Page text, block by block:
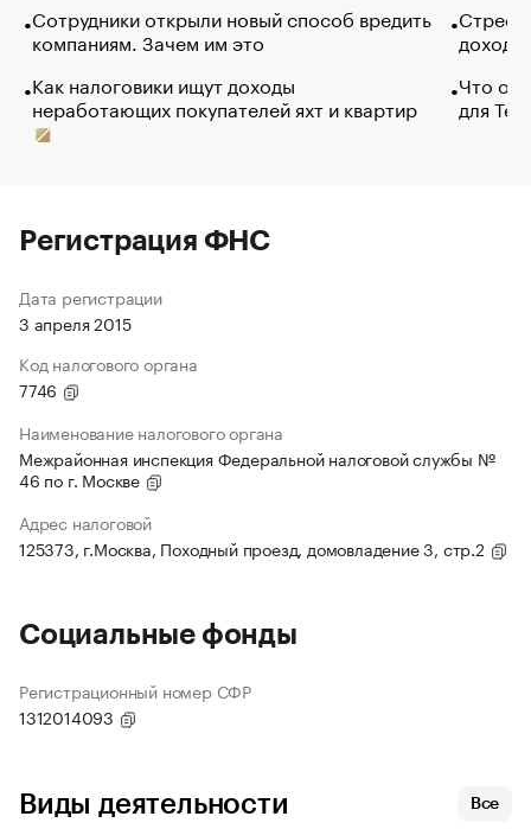
Сотрудники открыли новый способ вредить
компаниям. Зачем им это
Как налоговики ищут доходы
неработающих покупателей яхт и квартир
Что
для
Регистрация ФНС
Дата регистрации
3 апреля 2015
Код налогового органа
7746
Наименование налогового органа
Межрайонная инспекция Федеральной налоговой службы №
46 по г. Москве
Адрес налоговой
125373, г.Москва, Походный проезд, домовладение 3, стр.2
Социальные фонды
Регистрационный номер СФР
1312014093
Виды деятельности Все